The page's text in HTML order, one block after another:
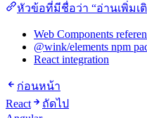
หัวข้อที่มีชื่อว่า “อ่านเพิ่มเ
Web Components
@wink/elements npm
React integration
ก่อนหน้า
React
ถัดไป